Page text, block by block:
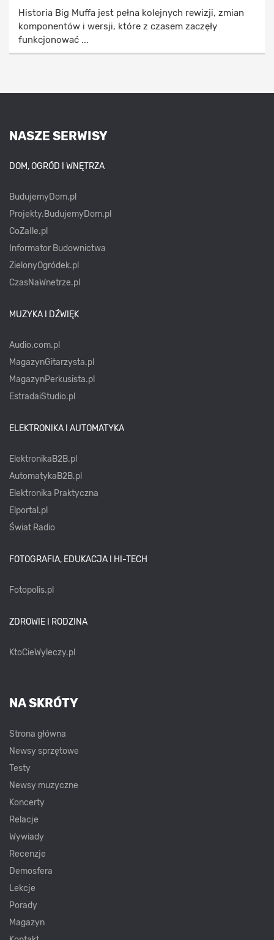
Historia Big Muffa jest pełna kolejnych rewizji, zmian
komponentów i wersji, które z czasem zaczęły
funkcjonować ...
NASZE SERWISY
DOM, OGRÓD I WNĘTRZA
BudujemyDom.pl
Projekty.BudujemyDom.pl
CoZaIle.pl
Informator Budownictwa
ZielonyOgródek.pl
CzasNaWnetrze.pl
MUZYKA I DŹWIĘK
Audio.com.pl
MagazynGitarzysta.pl
MagazynPerkusista.pl
EstradaiStudio.pl
ELEKTRONIKA I AUTOMATYKA
ElektronikaB2B.pl
AutomatykaB2B.pl
Elektronika Praktyczna
Elportal.pl
Świat Radio
FOTOGRAFIA, EDUKACJA I HI-TECH
Fotopolis.pl
ZDROWIE I RODZINA
KtoCieWyleczy.pl
NA SKRÓTY
Strona główna
Newsy sprzętowe
Testy
Newsy muzyczne
Koncerty
Relacje
Wywiady
Recenzje
Demosfera
Lekcje
Porady
Magazyn